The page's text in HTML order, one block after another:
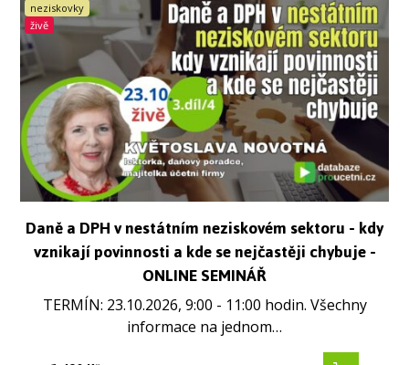
neziskovky
živě
Daně a DPH v nestátním neziskovém sektoru - kdy
vznikají povinnosti a kde se nejčastěji chybuje -
ONLINE SEMINÁŘ
TERMÍN: 23.10.2026, 9:00 - 11:00 hodin. Všechny
informace na jednom…